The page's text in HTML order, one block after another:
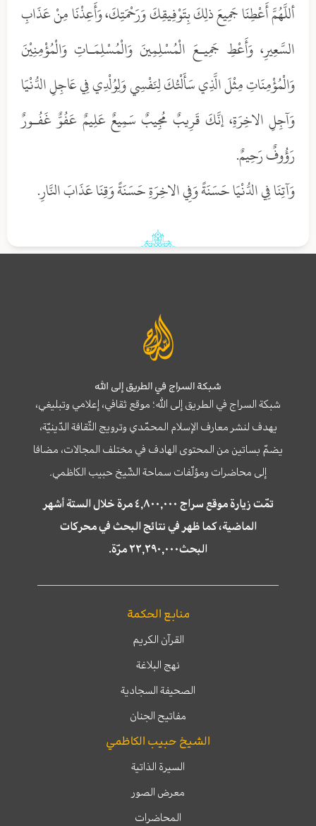
أللَّهُمَّ أَعْطِنَا جَمِيعَ ذلِكَ بِتَوْفِيقِكَ وَرَحْمَتِكَ، وَأَعِذْنَا مِنْ عَذَابِ
السَّعِيرِ، وَأَعْطِ جَمِيـعَ الْمُسْلِمِينَ وَالْمُسْلِمَـاتِ وَالْمُؤْمِنِيْنَ
وَالْمُؤْمِنَاتِ مِثْلَ الَّذِي سَأَلْتُكَ لِنَفْسِي وَلِوُلْدِي فِي عَاجِلِ الدُّنْيَا
وَآجِلِ الاخِرَةِ، إنَّكَ قَرِيبٌ مُجِيبٌ سَمِيعٌ عَلِيمٌ عَفُوٌّ غَفُـورٌ
رَؤُوفٌ رَحِيمٌ.
وَآتِنَا فِي الدُّنْيَا حَسَنَةً وَفِي الاخِرَةِ حَسَنَةً وَقِنَا عَذَابَ النَّارِ.
شبكة السراج في الطريق إلى الله
شبكة السراج في الطريق إلى الله؛ موقع ثقافي، إعلامي وتبليغي،
يهدف لنشر معارف الإسلام المحمّدي وترويج الثّقافة الدّينيّة،
يضمّ بساتين من المحتوى الهادف في مختلف المجالات، مضافا
إلى محاضرات ومؤلّفات سماحة الشّيخ حبيب الكاظمي.
تمّت زيارة موقع سراج ٤,٨٠٠,٠٠٠ مرة خلال الستة أشهر
الماضية، كما ظهر في نتائج البحث في محركات
البحث٢٢,٢٩٠,٠٠٠ مرّة.
منابع الحكمة
القرآن الكريم
نهج البلاغة
الصحيفة السجادية
مفاتيح الجنان
الشيخ حبيب الكاظمي
السيرة الذاتية
معرض الصور
المحاضرات